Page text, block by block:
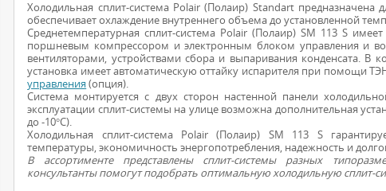
Холодильная сплит-система Polair (Полаир) Standart предназначена
обеспечивает охлаждение внутреннего объема до установленной
Среднетемпературная сплит-система Polair (Полаир) SM 113 S
поршневым компрессором и электронным блоком управления и
вентиляторами, устройствами сбора и выпаривания конденсата. В
установка имеет автоматическую оттайку испарителя при помощи
управления (опция).
Система монтируется с двух сторон настенной панели
эксплуатации сплит-системы на улице возможна дополнительная
до -10°С).
Холодильная сплит-система Polair (Полаир) SM 113 S
температуры, экономичность энергопотребления, надежность и
В ассортименте представлены сплит-системы разных
консультанты помогут подобрать оптимальную холодильную сплит-